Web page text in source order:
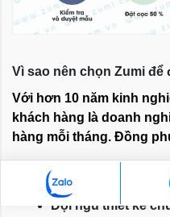
Vì sao nên chọn Zumi
Với hơn 10 năm kinh
khách hàng là doanh
hàng mỗi tháng. Đồng
Xưởng sản xuất
Đội ngũ thiết kế